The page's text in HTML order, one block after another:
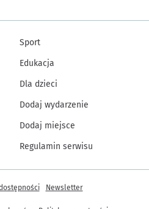
Sport
Edukacja
Dla dzieci
Dodaj wydarzenie
Dodaj miejsce
Regulamin serwisu
Newsletter